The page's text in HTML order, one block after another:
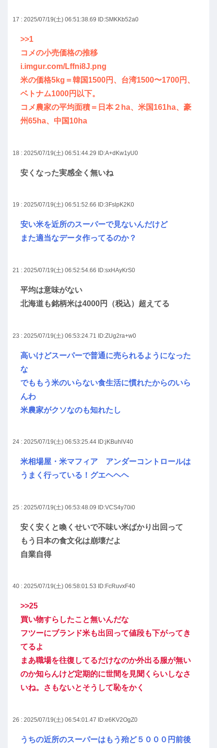
17 : 2025/07/19(土) 06:51:38.69 ID:SMKKb52a0
>>1
コメの小売価格の推移
i.imgur.com/Lffni8J.png
米の価格5kg＝韓国1500円、台湾1500〜1700円、
ベトナム1000円以下。
コメ農家の平均面積＝日本２ha、米国161ha、豪
州65ha、中国10ha
18 : 2025/07/19(土) 06:51:44.29 ID:A+dKw1yU0
安くなった実感全く無いね
19 : 2025/07/19(土) 06:51:52.66 ID:3FslpK2K0
安い米を近所のスーパーで見ないんだけど
また適当なデータ作ってるのか？
21 : 2025/07/19(土) 06:52:54.66 ID:sxHAyKrS0
平均は意味がない
北海道も銘柄米は4000円（税込）超えてる
23 : 2025/07/19(土) 06:53:24.71 ID:ZUg2ra+w0
高いけどスーパーで普通に売られるようになった
な
でももう米のいらない食生活に慣れたからのいら
んわ
米農家がクソなのも知れたし
24 : 2025/07/19(土) 06:53:25.44 ID:jKBuhlV40
米相場屋・米マフィア アンダーコントロールは
うまく行っている！グエヘヘヘ
25 : 2025/07/19(土) 06:53:48.09 ID:VCS4y70i0
安く安くと喚くせいで不味い米ばかり出回って
もう日本の食文化は崩壊だよ
自業自得
40 : 2025/07/19(土) 06:58:01.53 ID:FcRuvxF40
>>25
買い物すらしたこと無いんだな
フツーにブランド米も出回って値段も下がってき
てるよ
まあ職場を往復してるだけなのか外出る服が無い
のか知らんけど定期的に世間を見聞くらいしなさ
いね。さもないとそうして恥をかく
26 : 2025/07/19(土) 06:54:01.47 ID:e6KV2OgZ0
うちの近所のスーパーはもう殆ど５０００円前後